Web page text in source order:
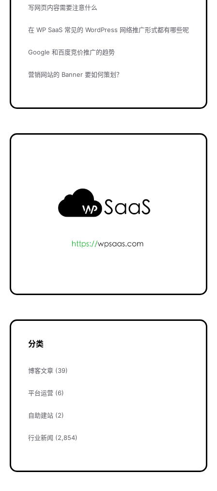
写网页内容需要注意什么
在 WP SaaS 常见的 WordPress 网络推广形式都有哪些呢
Google 和百度竞价推广的趋势
营销网站的 Banner 要如何策划？
分类
博客文章 (39)
平台运营 (6)
自助建站 (2)
行业新闻 (2,854)